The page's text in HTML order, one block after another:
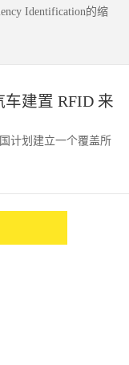
Identification的缩
建置 RFID 来
计划建立一个覆盖所